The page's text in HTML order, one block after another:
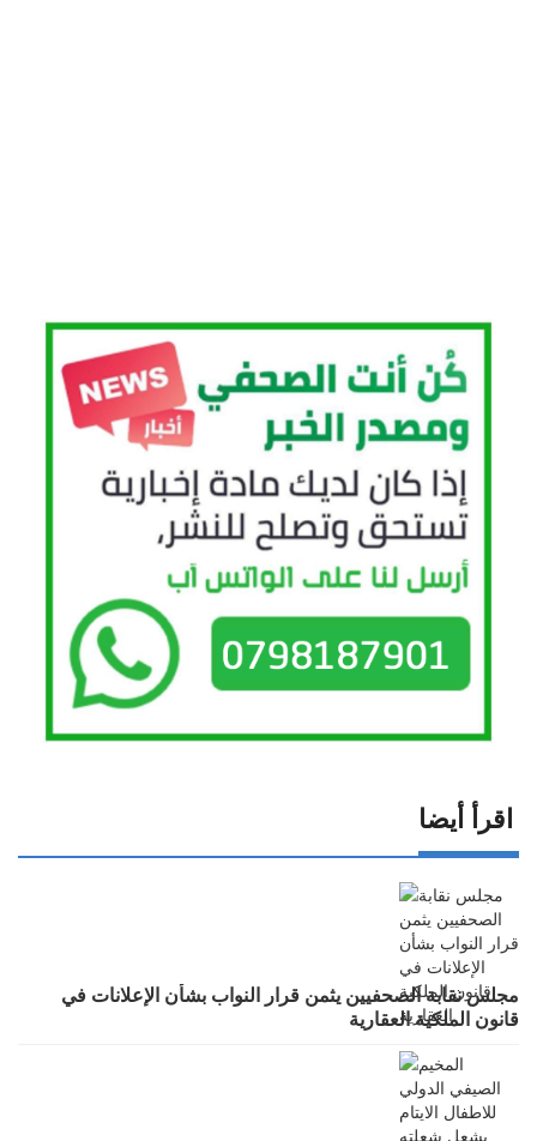
اقرأ أيضا
مجلس نقابة الصحفيين يثمن قرار النواب بشأن الإعلانات في
قانون الملكية العقارية